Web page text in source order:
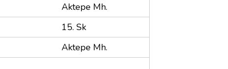
Aktepe Mh.
15. Sk
Aktepe Mh.